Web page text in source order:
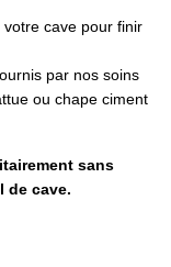
cave pour finir
par nos soins
ou chape ciment
sans
de cave.